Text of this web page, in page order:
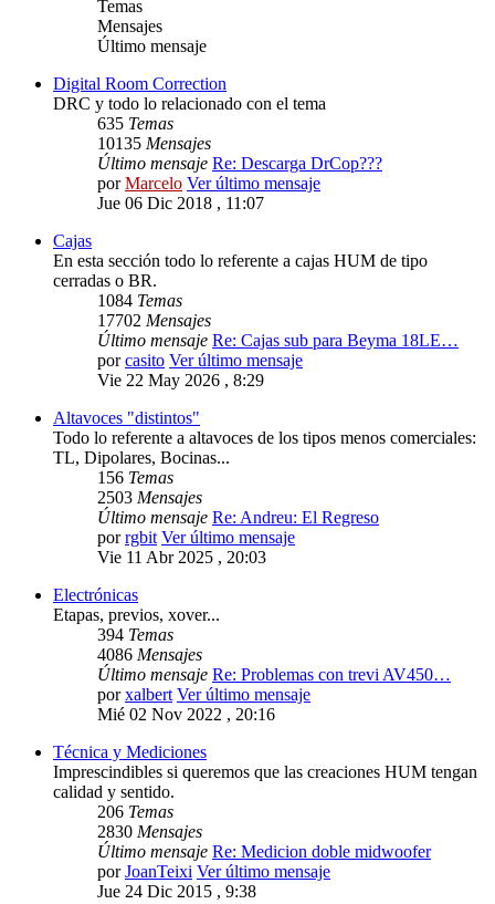
Temas
Mensajes
Último mensaje
Digital Room Correction
DRC y todo lo relacionado con el tema
635 Temas
10135 Mensajes
Último mensaje Re: Descarga DrCop???
porMarcelo Ver último mensaje
Jue 06 Dic 2018 , 11:07
Cajas
En esta sección todo lo referente a cajas HUM de tipo
cerradas o BR.
1084 Temas
17702 Mensajes
Último mensaje Re: Cajas sub para Beyma 18LE…
porcasito Ver último mensaje
Vie 22 May 2026 , 8:29
Altavoces "distintos"
Todo lo referente a altavoces de los tipos menos comerciales:
TL, Dipolares, Bocinas...
156 Temas
2503 Mensajes
Último mensaje Re: Andreu: El Regreso
porrgbit Ver último mensaje
Vie 11 Abr 2025 , 20:03
Electrónicas
Etapas, previos, xover...
394 Temas
4086 Mensajes
Último mensaje Re: Problemas con trevi AV450…
porxalbert Ver último mensaje
Mié 02 Nov 2022 , 20:16
Técnica y Mediciones
Imprescindibles si queremos que las creaciones HUM tengan
calidad y sentido.
206 Temas
2830 Mensajes
Último mensaje Re: Medicion doble midwoofer
porJoanTeixi Ver último mensaje
Jue 24 Dic 2015 , 9:38